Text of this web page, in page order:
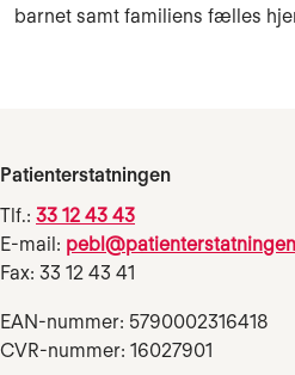
barnet samt familiens fælles
Patienterstatningen
Tlf.: 33 12 43 43
E-mail:
Fax: 33 12 43 41
EAN-nummer: 5790002316418
CVR-nummer: 16027901